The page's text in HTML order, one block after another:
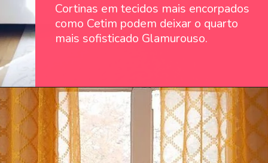
Cortinas em tecidos mais encorpados
como Cetim podem deixar o quarto
mais sofisticado Glamurouso.